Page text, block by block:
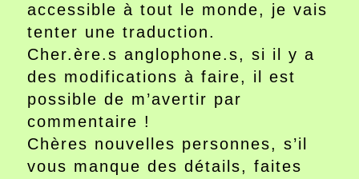
accessible à tout le monde, je vais
tenter une traduction.
Cher.ère.s anglophone.s, si il y a
des modifications à faire, il est
possible de m’avertir par
commentaire !
Chères nouvelles personnes, s’il
vous manque des détails, faites